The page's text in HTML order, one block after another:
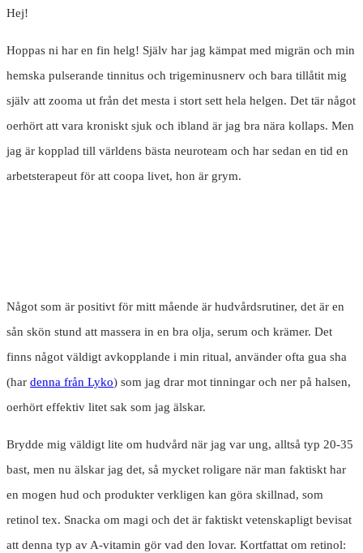
Hej!
Hoppas ni har en fin helg! Själv har jag kämpat med migrän och min
hemska pulserande tinnitus och trigeminusnerv och bara tillåtit mig
själv att zooma ut från det mesta i stort sett hela helgen. Det tär något
oerhört att vara kroniskt sjuk och ibland är jag bra nära kollaps. Men
jag är kopplad till världens bästa neuroteam och har sedan en tid en
arbetsterapeut för att coopa livet, hon är grym.
Något som är positivt för mitt mående är hudvårdsrutiner, det är en
sån skön stund att massera in en bra olja, serum och krämer. Det
finns något väldigt avkopplande i min ritual, använder ofta gua sha
(har denna från Lyko) som jag drar mot tinningar och ner på halsen,
oerhört effektiv litet sak som jag älskar.
Brydde mig väldigt lite om hudvård när jag var ung, alltså typ 20-35
bast, men nu älskar jag det, så mycket roligare när man faktiskt har
en mogen hud och produkter verkligen kan göra skillnad, som
retinol tex. Snacka om magi och det är faktiskt vetenskapligt bevisat
att denna typ av A-vitamin gör vad den lovar. Kortfattat om retinol: